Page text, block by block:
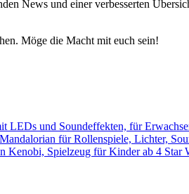
News und einer verbesserten
Möge die Macht mit euch sein!
Star